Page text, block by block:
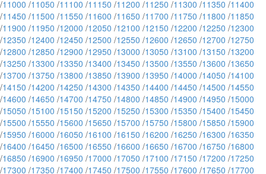
/11000 /11050 /11100 /11150 /11200 /11250 /11300 /11350 /11400
/11450 /11500 /11550 /11600 /11650 /11700 /11750 /11800 /11850
/11900 /11950 /12000 /12050 /12100 /12150 /12200 /12250 /12300
/12350 /12400 /12450 /12500 /12550 /12600 /12650 /12700 /12750
/12800 /12850 /12900 /12950 /13000 /13050 /13100 /13150 /13200
/13250 /13300 /13350 /13400 /13450 /13500 /13550 /13600 /13650
/13700 /13750 /13800 /13850 /13900 /13950 /14000 /14050 /14100
/14150 /14200 /14250 /14300 /14350 /14400 /14450 /14500 /14550
/14600 /14650 /14700 /14750 /14800 /14850 /14900 /14950 /15000
/15050 /15100 /15150 /15200 /15250 /15300 /15350 /15400 /15450
/15500 /15550 /15600 /15650 /15700 /15750 /15800 /15850 /15900
/15950 /16000 /16050 /16100 /16150 /16200 /16250 /16300 /16350
/16400 /16450 /16500 /16550 /16600 /16650 /16700 /16750 /16800
/16850 /16900 /16950 /17000 /17050 /17100 /17150 /17200 /17250
/17300 /17350 /17400 /17450 /17500 /17550 /17600 /17650 /17700